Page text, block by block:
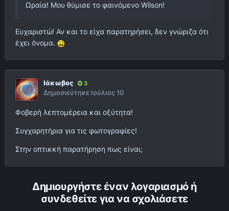
Ωραία! Μου θύμισε το φαινόμενο Wilson!
Ευχαριστώ! Αν και το είχα παρατηρήσει, δεν γνώριζα ότι
έχει όνομα.
Ιάκωβος 3
Δημοσιεύτηκε Ιούλιος 10
Φοβερή λεπτομέρεια και οξύτητα!
Συγχαρητήρια για τις φωτογραφίες!
Στην οπτικκή παρατήρηση πως είναι;
Δημιουργήστε έναν λογαριασμό ή
συνδεθείτε για να σχολιάσετε